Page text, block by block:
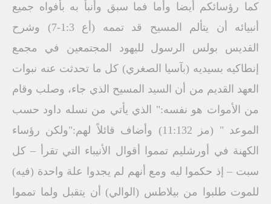
كما رؤسائكم أيضا وأما فما سبق وأنبأ به بأفواه جميع
أنبيائه أن يتألم المسيح قد تممه (أع 1:3-7) وشرح
القديس بولس الرسول لليهود المجتمعين في مجمع
إنطاكيه بسيديه (بآسيا الصغري) كل ما تحدثت عنه نبوات
العهد القديم من أن السيد المسيح الذي جاء، وصلب وقام
من الأموات هو نفسه:" الذي يأتي من نسله داود حسب
الموعد " (مز 11:132) وأضاف قائلاً لهم:"ولكن رؤساء
الكهنة في أورشليم تمموا أقوال الأنيباء التي تقرأ – كل
سبت – إذ حكموا ليه ومع أنهم لم يجدوا علة واحدة (فيه)
للموت طلبوا من بيلاطس (الوالي) أن يتقبل ولما تمموا